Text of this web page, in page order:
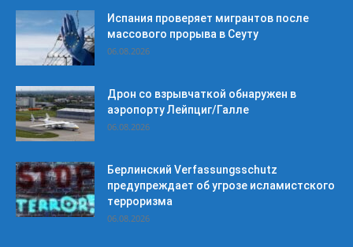
Испания проверяет мигрантов после
массового прорыва в Сеуту
06.08.2026
Дрон со взрывчаткой обнаружен в
аэропорту Лейпциг/Галле
06.08.2026
Берлинский Verfassungsschutz
предупреждает об угрозе исламистского
терроризма
06.08.2026